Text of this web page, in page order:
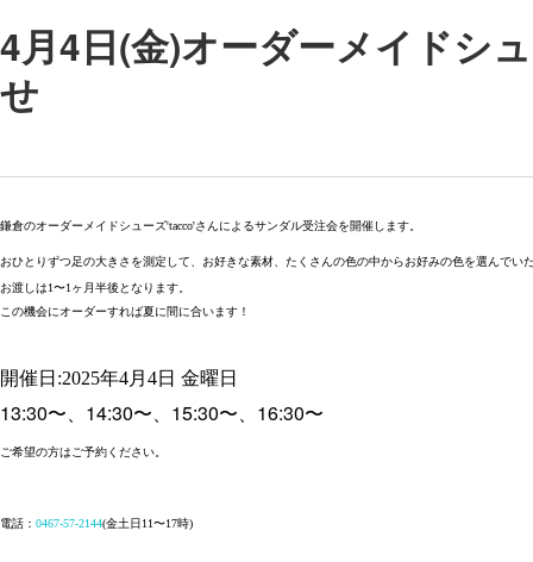
4月4日(金)オーダーメイドシ
せ
鎌倉のオーダーメイドシューズ'tacco'さんによるサンダル受注会を開催します。
おひとりずつ足の大きさを測定して、お好きな素材、たくさんの色の中からお好みの色を選んでい
お渡しは1〜1ヶ月半後となります。
この機会にオーダーすれば夏に間に合います！
開催日:2025年4月4日 金曜日
13:30〜、14:30〜、15:30〜、16:30〜
ご希望の方はご予約ください。
電話： 0467-57-2144(金土日11〜17時)